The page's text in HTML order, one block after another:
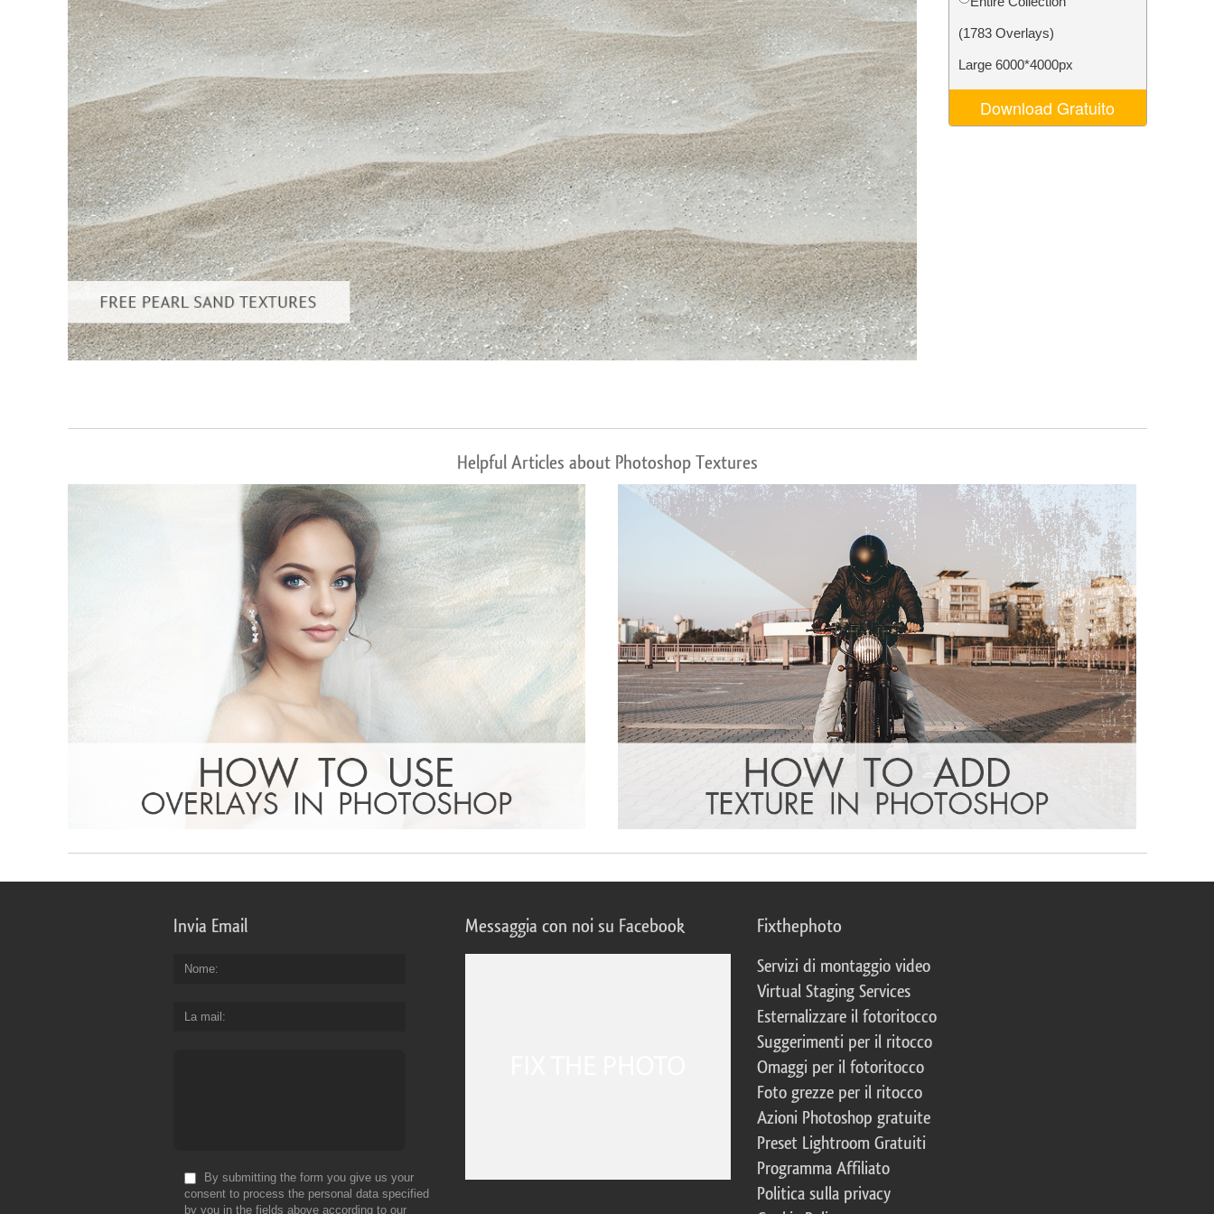
Servizi di ritocco del prodotto Servizi di ritocco gioielli Dati di Addestramento AI Video Editing Services
(1783 Overlays)
Large 6000*4000px
Download Gratuito
Helpful Articles about Photoshop Textures
Invia Email
Nome
La mail
By submitting the form you give us your
consent to process the personal data specified
by you in the fields above according to our
Messaggia con noi su Facebook Fixthephoto
Servizi di montaggio video
Virtual Staging Services
Esternalizzare il fotoritocco
Suggerimenti per il ritocco
Omaggi per il fotoritocco
Foto grezze per il ritocco
Azioni Photoshop gratuite
Preset Lightroom Gratuiti
Programma Affiliato
Politica sulla privacy